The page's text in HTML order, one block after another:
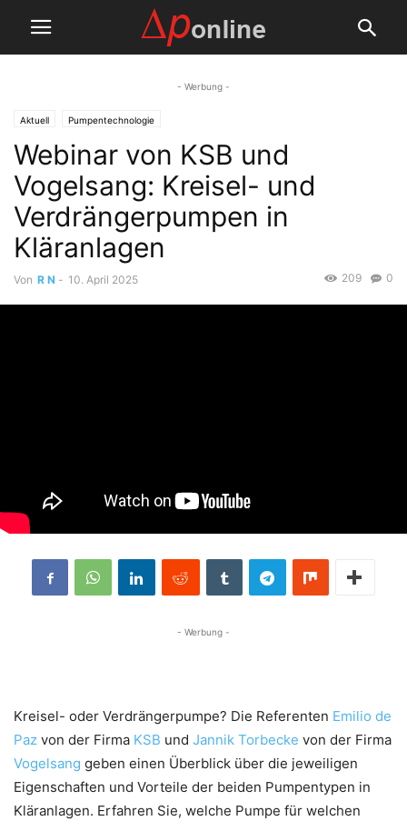
- Werbung -
Aktuell Pumpentechnologie
Webinar von KSB und
Vogelsang: Kreisel- und
Verdrängerpumpen in
Kläranlagen
Von R N - 10. April 2025 0
209
- Werbung -
Kreisel- oder Verdrängerpumpe? Die Referenten Emilio de
Paz von der Firma KSB und Jannik Torbecke von der Firma
Vogelsang geben einen Überblick über die jeweiligen
Eigenschaften und Vorteile der beiden Pumpentypen in
Kläranlagen. Erfahren Sie, welche Pumpe für welchen